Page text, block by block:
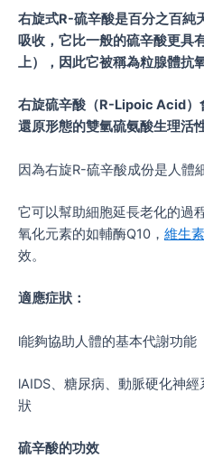
右旋式R-硫辛酸是百分之百純
吸收，它比一般的硫辛酸更具
上），因此它被稱為粒腺體抗
右旋硫辛酸（R-Lipoic Acid）
還原形態的雙氫硫氨酸生理活性
因為右旋R-硫辛酸成份是人體
它可以幫助細胞延長老化的過
氧化元素的如輔酶Q10， 維生
效。
適應症狀：
l能夠協助人體的基本代謝功能
lAIDS、糖尿病、動脈硬化神
狀
硫辛酸的功效